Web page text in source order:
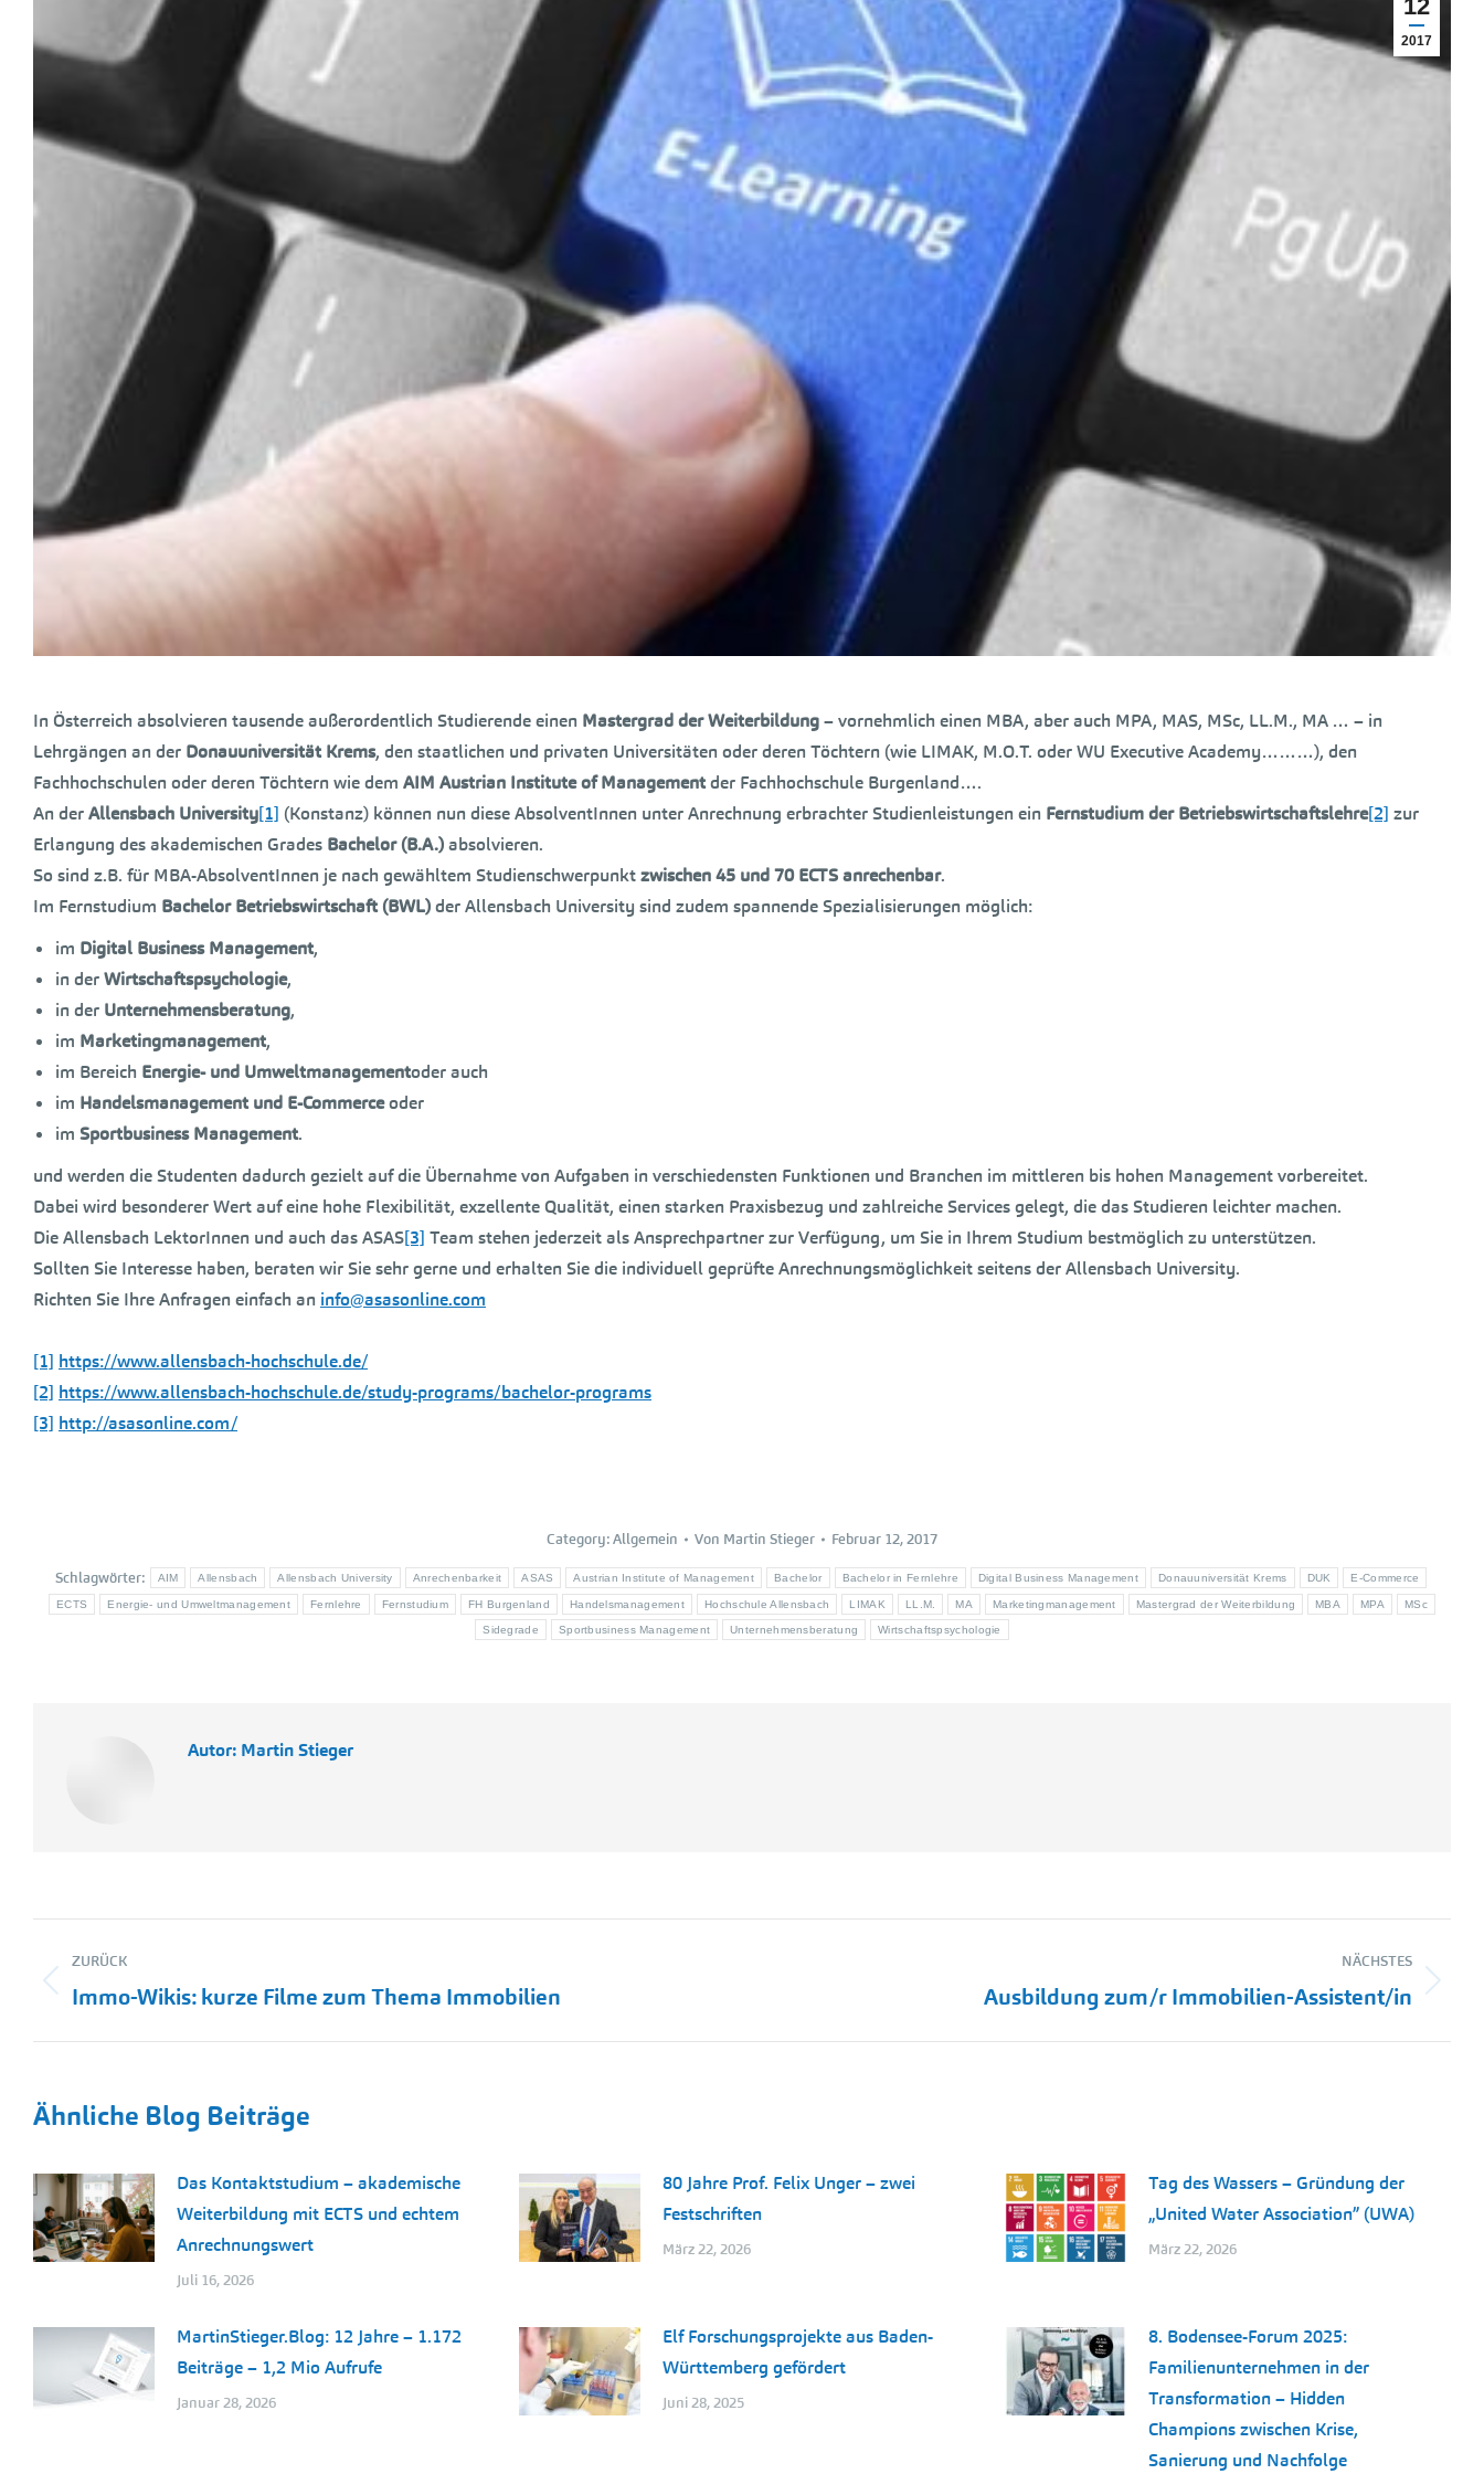
12
2017
In Österreich absolvieren tausende außerordentlich Studierende einen Mastergrad der Weiterbildung– vornehmlich einen MBA, aber auch MPA, MAS, MSc, LL.M., MA … – in
Lehrgängen an der Donauuniversität Krems, den staatlichen und privaten Universitäten oder deren Töchtern (wie LIMAK, M.O.T. oder WU Executive Academy………), den
Fachhochschulen oder deren Töchtern wie dem AIM Austrian Institute of Managementder Fachhochschule Burgenland….
An derAllensbach University[1] (Konstanz) können nun diese AbsolventInnen unter Anrechnung erbrachter Studienleistungen ein Fernstudium der Betriebswirtschaftslehre[2] zur
Erlangung des akademischen Grades Bachelor (B.A.)absolvieren.
So sind z.B. für MBA-AbsolventInnen je nach gewähltem Studienschwerpunktzwischen 45 und 70 ECTS anrechenbar.
Im Fernstudium Bachelor Betriebswirtschaft (BWL)der Allensbach University sind zudem spannende Spezialisierungen möglich:
im Digital Business Management,
in derWirtschaftspsychologie,
in der Unternehmensberatung,
im Marketingmanagement,
im Bereich Energie- und Umweltmanagementoder auch
im Handelsmanagement und E-Commerceoder
im Sportbusiness Management.
und werden die Studenten dadurch gezielt auf die Übernahme von Aufgaben in verschiedensten Funktionen und Branchen im mittleren bis hohen Management vorbereitet.
Dabei wird besonderer Wert auf eine hohe Flexibilität, exzellente Qualität, einen starken Praxisbezug und zahlreiche Services gelegt, die das Studieren leichter machen.
Die Allensbach LektorInnen und auch das ASAS[3] Team stehen jederzeit als Ansprechpartner zur Verfügung, um Sie in Ihrem Studium bestmöglich zu unterstützen.
Sollten Sie Interesse haben, beraten wir Sie sehr gerne und erhalten Sie die individuell geprüfte Anrechnungsmöglichkeit seitens der Allensbach University.
Richten Sie Ihre Anfragen einfach an info@asasonline.com
[1] https://www.allensbach-hochschule.de/
[2] https://www.allensbach-hochschule.de/study-programs/bachelor-programs
[3] http://asasonline.com/
Category:Allgemein Von Martin Stieger Februar 12, 2017
Schlagwörter: AIM Allensbach Allensbach University Anrechenbarkeit ASAS Austrian Institute of Management Bachelor Bachelor in Fernlehre Digital Business Management Donauuniversität Krems DUK E-Commerce
ECTS Energie- und Umweltmanagement Fernlehre Fernstudium FH Burgenland Handelsmanagement Hochschule Allensbach LIMAK LL.M. MA Marketingmanagement Mastergrad der Weiterbildung MBA MPA MSc
Sidegrade Sportbusiness Management Unternehmensberatung Wirtschaftspsychologie
Autor: Martin Stieger
Kommentarnavigation
ZURÜCK
Vorheriger
Immo-Wikis: kurze Filme zum Thema Immobilien
NÄCHSTES
Ausbildung zum/r Immobilien-Assistent/in
Ähnliche Blog Beiträge
Das Kontaktstudium – akademische
Weiterbildung mit ECTS und echtem
Anrechnungswert
Juli 16, 2026
80 Jahre Prof. Felix Unger – zwei
Festschriften
März 22, 2026
Tag des Wassers – Gründung der
„United Water Association” (UWA)
März 22, 2026
MartinStieger.Blog: 12 Jahre – 1.172
Beiträge – 1,2 Mio Aufrufe
Januar 28, 2026
Elf Forschungsprojekte aus Baden-
Württemberg gefördert
Juni 28, 2025
8. Bodensee-Forum 2025:
Familienunternehmen in der
Transformation – Hidden
Champions zwischen Krise,
Sanierung und Nachfolge